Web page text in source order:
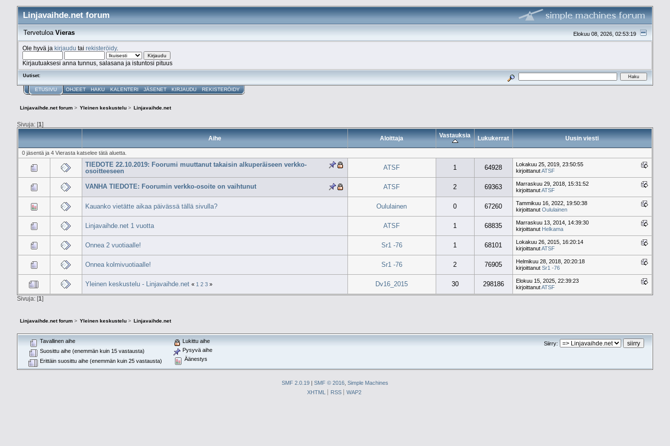
Linjavaihde.net forum
Elokuu 08, 2026, 02:53:19
TervetuloaVieras
Ole hyvä ja kirjaudu tai rekisteröidy.
Kirjautuaksesi anna tunnus, salasana ja istuntosi pituus
Uutiset:
ETUSIVU OHJEET HAKU KALENTERI JÄSENET KIRJAUDU REKISTERÖIDY
Linjavaihde.net forum > Yleinen keskustelu > Linjavaihde.net
Sivuja: [1]
Aihe Aloittaja Vastauksia Lukukerrat Uusin viesti
0 jäsentä ja 4 Vierasta katselee tätä aluetta.
TIEDOTE 22.10.2019: Foorumi muuttanut takaisin alkuperäiseen verkko-
osoitteeseen
ATSF 1 64928
Lokakuu 25, 2019, 23:50:55
kirjoittanutATSF
VANHA TIEDOTE: Foorumin verkko-osoite on vaihtunut ATSF 2 69363
Marraskuu 29, 2018, 15:31:52
kirjoittanutATSF
Kauanko vietätte aikaa päivässä tällä sivulla? Oululainen 0 67260
Tammikuu 16, 2022, 19:50:38
kirjoittanutOululainen
Linjavaihde.net 1 vuotta ATSF 1 68835
Marraskuu 13, 2014, 14:39:30
kirjoittanut Helkama
Onnea 2 vuotiaalle! Sr1 -76 1 68101
Lokakuu 26, 2015, 16:20:14
kirjoittanutATSF
Onnea kolmivuotiaalle! Sr1 -76 2 76905
Helmikuu 28, 2018, 20:20:18
kirjoittanutSr1 -76
Yleinen keskustelu - Linjavaihde.net « 1 2 3 » Dv16_2015 30 298186
Elokuu 15, 2025, 22:39:23
kirjoittanutATSF
Sivuja: [1]
Linjavaihde.net forum > Yleinen keskustelu > Linjavaihde.net
Siirry:
Tavallinen aihe
Suosittu aihe (enemmän kuin 15 vastausta)
Erittäin suosittu aihe (enemmän kuin 25 vastausta)
Lukittu aihe
Pysyvä aihe
Äänestys
SMF 2.0.19| SMF © 2016, Simple Machines
XHTML
RSS WAP2